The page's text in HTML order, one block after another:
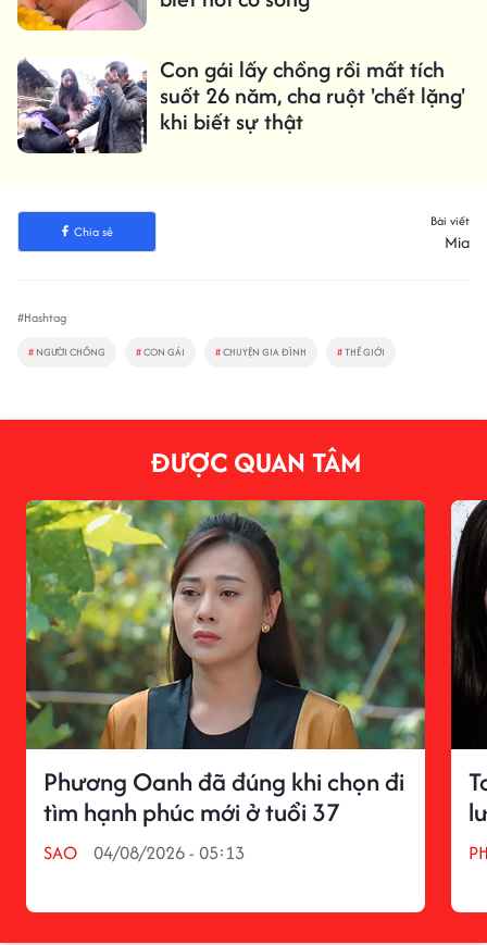
Con gái lấy chồng rồi mất tích
suốt 26 năm, cha ruột 'chết lặng'
khi biết sự thật
Chia sẻ
Bài viết
Mia
#Hashtag
# NGƯỜI CHỒNG #CON GÁI #CHUYỆN GIA ĐÌNH #THẾ GIỚI
ĐƯỢC QUAN TÂM
Phương Oanh đã đúng khi chọn đi
tìm hạnh phúc mới ở tuổi 37
SAO 04/08/2026 - 05:13